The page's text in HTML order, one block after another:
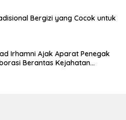
Bergizi yang Cocok untuk
Irhamni Ajak Aparat Penegak
Berantas Kejahatan